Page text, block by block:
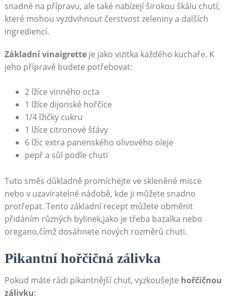
snadné na přípravu, ale také nabízejí širokou škálu chutí,‍
které ​mohou vyzdvihnout čerstvost zeleniny a dalších⁢
ingrediencí.
Základní vinaigretteje jako vizitka⁤ každého kuchaře. K
jeho přípravě ‌budete potřebovat:
2 lžíce vinného octa
1 lžíce dijonské hořčice
1/4 lžičky cukru
1 lžíce citronové šťávy
6 lžic extra panenského olivového oleje
pepř a sůl podle chuti
Tuto směs důkladně promíchejte ve skleněné misce
nebo⁢ v uzavíratelné nádobě, kde ji můžete snadno
protřepat. Tento základní recept můžete obměnit
přidáním různých bylinek,jako je třeba bazalka nebo
oregano,čímž dosáhnete nových rozměrů chuti.
Pikantní ‍hořčičná zálivka
Pokud máte rádi pikantnější chuť, vyzkoušejte hořčičnou
zálivku: